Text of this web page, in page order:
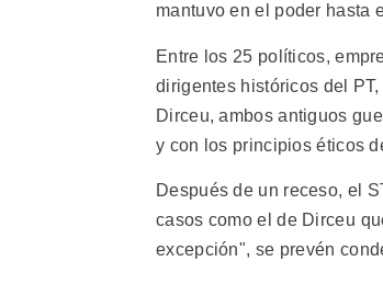
mantuvo en el poder hasta
Entre los 25 políticos,
dirigentes históricos del
Dirceu, ambos antiguos
y con los principios éticos
Después de un receso, el
casos como el de Dirceu
excepción", se prevén